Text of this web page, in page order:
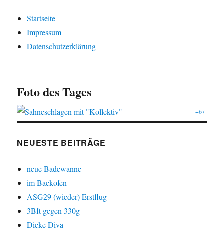
Startseite
Impressum
Datenschutzerklärung
Foto des Tages
+67
NEUESTE BEITRÄGE
neue Badewanne
im Backofen
ASG29 (wieder) Erstflug
3Bft gegen 330g
Dicke Diva